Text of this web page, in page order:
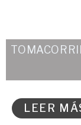
LEER